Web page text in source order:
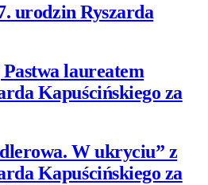
urodzin Ryszarda
laureatem
Kapuścińskiego za
W ukryciu” z
Kapuścińskiego za